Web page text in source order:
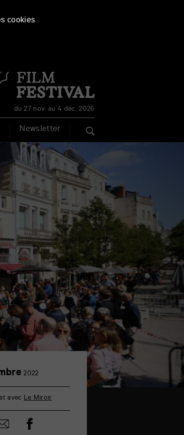
du 27 nov. au 4 déc. 2026
Newsletter
202226
avec Le Miroir
Partager
sur
cookies